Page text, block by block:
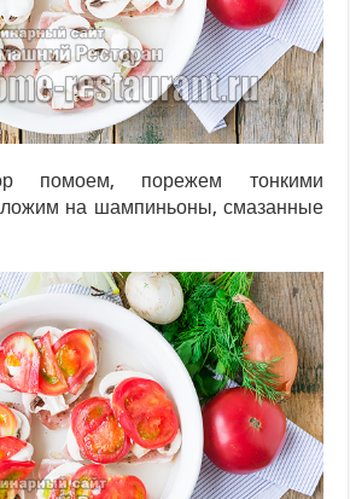
помоем, порежем тонкими
на шампиньоны, смазанные